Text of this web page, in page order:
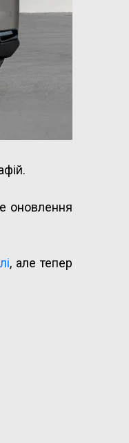
оновлення
, але тепер